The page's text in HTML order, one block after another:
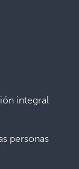
integral
personas